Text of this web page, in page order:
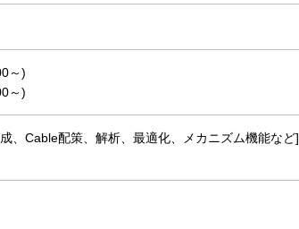
～)
～)
Cable配策、解析、最適化、メカニズム機能など]